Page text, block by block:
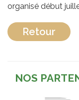
organisé début
Retour
NOS